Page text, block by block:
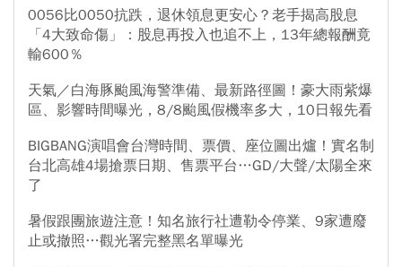
0056比0050抗跌，退休領息更安心？老手揭高股息
「4大致命傷」：股息再投入也追不上，13年總報酬竟
輸600％
天氣／白海豚颱風海警準備、最新路徑圖！豪大雨紫爆
區、影響時間曝光，8/8颱風假機率多大，10日報先看
BIGBANG演唱會台灣時間、票價、座位圖出爐！實名制
台北高雄4場搶票日期、售票平台…GD/大聲/太陽全來
了
暑假跟團旅遊注意！知名旅行社遭勒令停業、9家遭廢
止或撤照…觀光署完整黑名單曝光